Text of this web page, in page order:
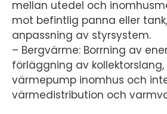
mellan utedel och
mot befintlig panna eller
anpassning av styrsystem.
– Bergvärme: Borrning av
förläggning av
värmepump inomhus och
värmedistribution och